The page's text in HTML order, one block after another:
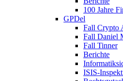
100 Jahre
GPDel
Fall Crypto
Fall Daniel
Fall Tinner
Berichte
ISIS-